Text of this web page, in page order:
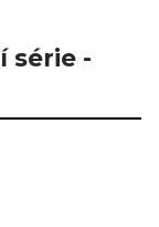
série -